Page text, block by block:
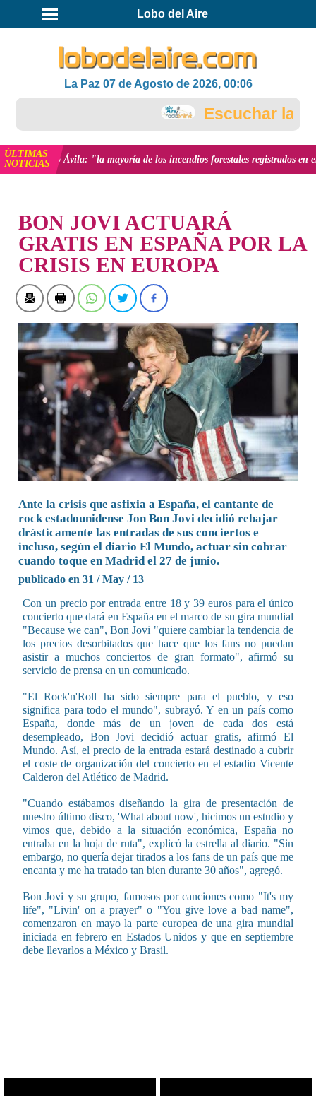
Lobo del Aire
La Paz 07 de Agosto de 2026, 00:06
Escuchar la
ÚLTIMAS
NOTICIASÁvila: "la mayoría de los incendios forestales registrados en el país
BON JOVI ACTUARÁ
GRATIS EN ESPAÑA POR LA
CRISIS EN EUROPA
Ante la crisis que asfixia a España, el cantante de
rock estadounidense Jon Bon Jovi decidió rebajar
drásticamente las entradas de sus conciertos e
incluso, según el diario El Mundo, actuar sin cobrar
cuando toque en Madrid el 27 de junio.
publicado en 31 / May / 13
Con un precio por entrada entre 18 y 39 euros para el único
concierto que dará en España en el marco de su gira mundial
"Because we can", Bon Jovi "quiere cambiar la tendencia de
los precios desorbitados que hace que los fans no puedan
asistir a muchos conciertos de gran formato", afirmó su
servicio de prensa en un comunicado.
"El Rock'n'Roll ha sido siempre para el pueblo, y eso
significa para todo el mundo", subrayó. Y en un país como
España, donde más de un joven de cada dos está
desempleado, Bon Jovi decidió actuar gratis, afirmó El
Mundo. Así, el precio de la entrada estará destinado a cubrir
el coste de organización del concierto en el estadio Vicente
Calderon del Atlético de Madrid.
"Cuando estábamos diseñando la gira de presentación de
nuestro último disco, 'What about now', hicimos un estudio y
vimos que, debido a la situación económica, España no
entraba en la hoja de ruta", explicó la estrella al diario. "Sin
embargo, no quería dejar tirados a los fans de un país que me
encanta y me ha tratado tan bien durante 30 años", agregó.
Bon Jovi y su grupo, famosos por canciones como "It's my
life", "Livin' on a prayer" o "You give love a bad name",
comenzaron en mayo la parte europea de una gira mundial
iniciada en febrero en Estados Unidos y que en septiembre
debe llevarlos a México y Brasil.